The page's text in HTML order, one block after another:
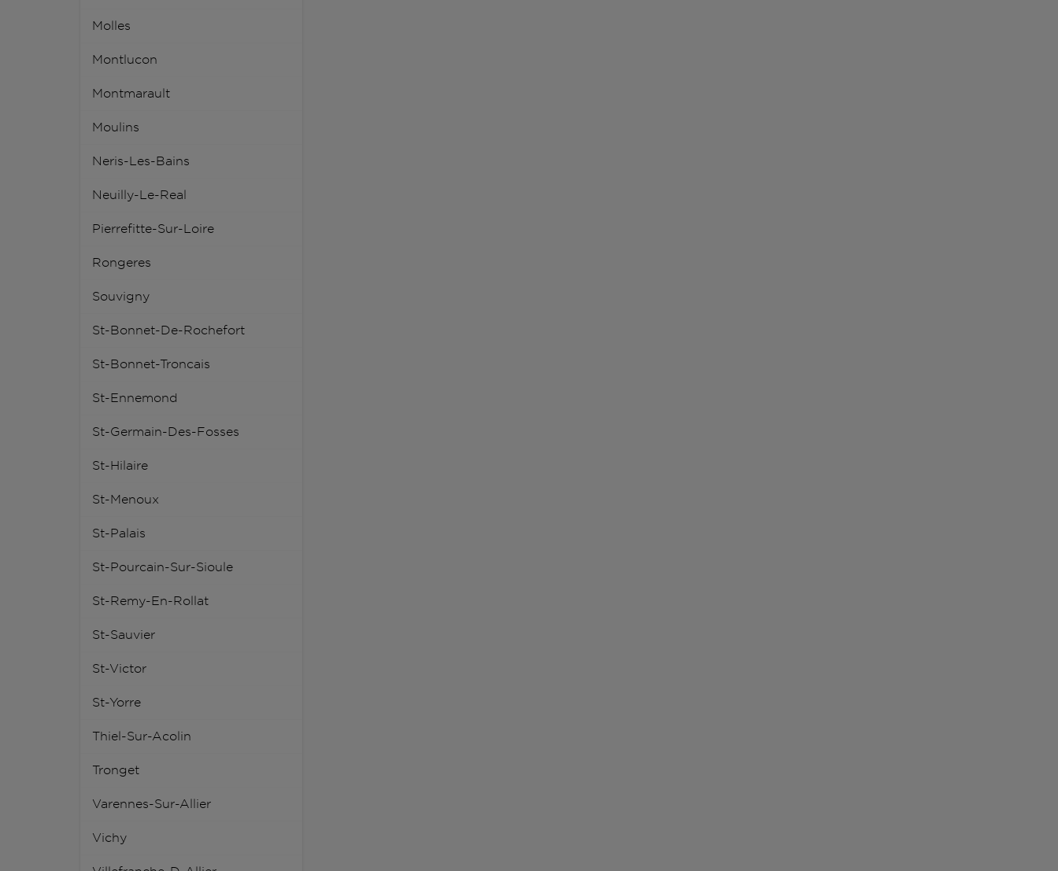
Molles
Montlucon
Montmarault
Moulins
Neris-Les-Bains
Neuilly-Le-Real
Pierrefitte-Sur-Loire
Rongeres
Souvigny
St-Bonnet-De-Rochefort
St-Bonnet-Troncais
St-Ennemond
St-Germain-Des-Fosses
St-Hilaire
St-Menoux
St-Palais
St-Pourcain-Sur-Sioule
St-Remy-En-Rollat
St-Sauvier
St-Victor
St-Yorre
Thiel-Sur-Acolin
Tronget
Varennes-Sur-Allier
Vichy